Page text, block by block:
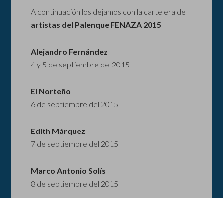
A continuación los dejamos con la cartelera de
artistas del Palenque FENAZA 2015
Alejandro Fernández
4 y 5 de septiembre del 2015
El Norteño
6 de septiembre del 2015
Edith Márquez
7 de septiembre del 2015
Marco Antonio Solís
8 de septiembre del 2015